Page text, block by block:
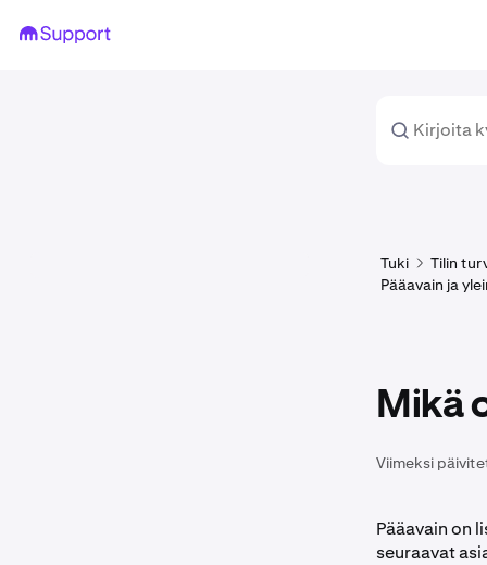
Tuki Tilin
Pääavain ja
Mikä
Viimeksi
Pääavain on
seuraavat